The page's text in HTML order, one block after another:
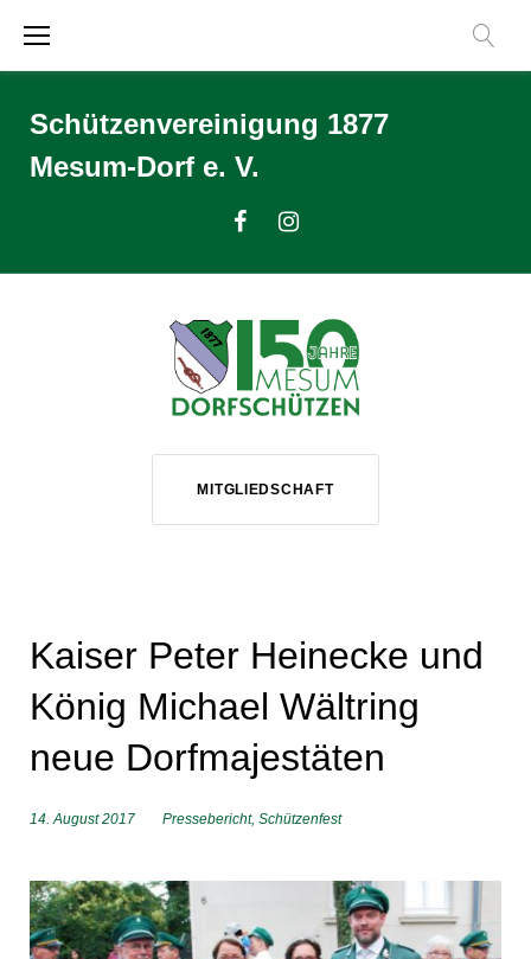
Schützenvereinigung 1877
Mesum-Dorf e. V.
MITGLIEDSCHAFT
Kaiser Peter Heinecke und
König Michael Wältring
neue Dorfmajestäten
14. August 2017 Pressebericht, Schützenfest